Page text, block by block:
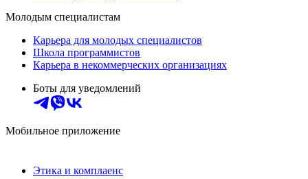
Молодым специалистам
Карьера для молодых специалистов
Школа программистов
Карьера в некоммерческих организациях
Боты для уведомлений
Мобильное приложение
Этика и комплаенс